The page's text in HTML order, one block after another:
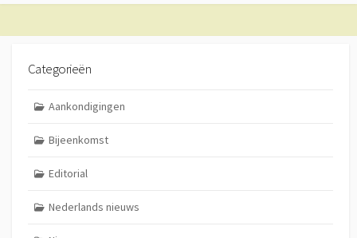
Categorieën
Aankondigingen
Bijeenkomst
Editorial
Nederlands nieuws